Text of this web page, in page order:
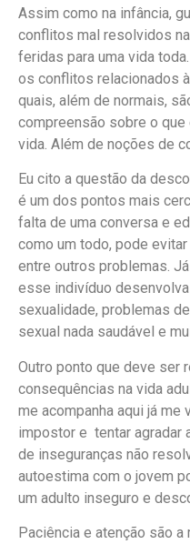
Assim como na infância,
conflitos mal resolvidos
feridas para uma vida
os conflitos relacionados
quais, além de normais,
compreensão sobre o
vida. Além de noções de
Eu cito a questão da
é um dos pontos mais
falta de uma conversa e
como um todo, pode
entre outros problemas.
esse indivíduo
sexualidade, problemas
sexual nada saudável e
Outro ponto que deve ser
consequências na vida
me acompanha aqui já
impostor e tentar agradar
de inseguranças não
autoestima com o jovem
um adulto inseguro e
Paciência e atenção são